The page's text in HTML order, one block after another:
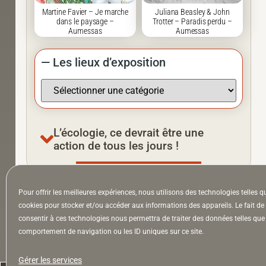
Pour offrir les meilleures expériences, nous utilisons des technologies telles
cookies pour stocker et/ou accéder aux informations des appareils. Le fait de
consentir à ces technologies nous permettra de traiter des données telles que
comportement de navigation ou les ID uniques sur ce site.
Gérer les services
Martine Favier – Je marche
dans le paysage –
Aumessas
Juliana Beasley & John
Trotter – Paradis perdu –
Aumessas
— Les lieux d’exposition
L’écologie, ce devrait être une
action de tous les jours !
À la Une Appel à auteurs Arts